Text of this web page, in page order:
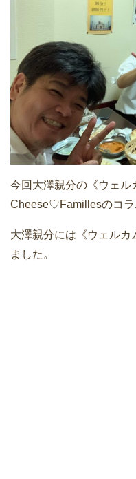
今回大澤親分の《ウェル
Cheese♡Famillesのコラ
大澤親分には《ウェルカ
ました。